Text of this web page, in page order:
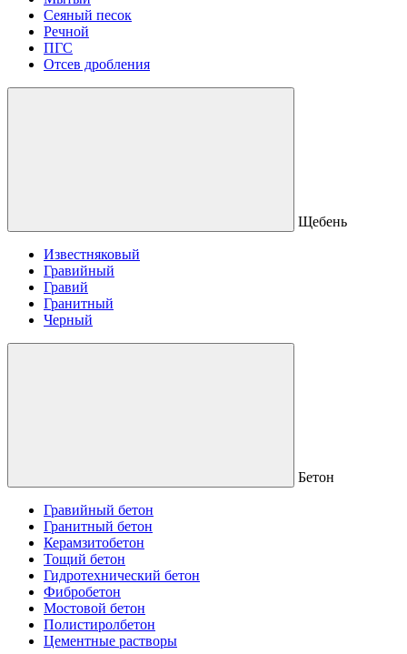
Сеяный песок
Речной
ПГС
Отсев дробления
Щебень
Известняковый
Гравийный
Гравий
Гранитный
Черный
Бетон
Гравийный бетон
Гранитный бетон
Керамзитобетон
Тощий бетон
Гидротехнический бетон
Фибробетон
Мостовой бетон
Полистиролбетон
Цементные растворы